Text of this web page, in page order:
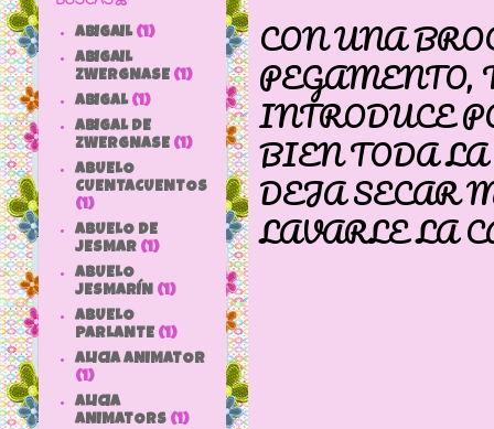
CON UNA
PEGAMENTO,
INTRODUCE
BIEN TODA
DEJA SECAR
LAVARLE LA
ABIGAIL (1)
ABIGAIL
ZWERGNASE (1)
ABIGAL (1)
ABIGAL DE
ZWERGNASE (1)
ABUELO
CUENTACUENTOS
(1)
ABUELO DE
JESMAR (1)
ABUELO
JESMARÍN (1)
ABUELO
PARLANTE (1)
ALICIA ANIMATOR
(1)
ALICIA
ANIMATORS (1)